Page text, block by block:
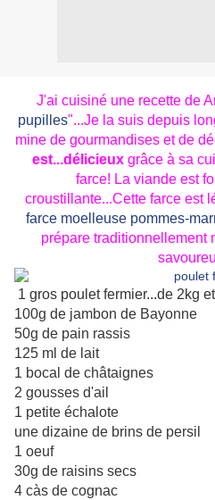
J'ai cuisiné une recette de
pupilles"...Je la suis depuis
mine de gourmandises et de
est...délicieuxgrâce à sa
farce! La viande est
croustillante...Cette farce est
farce moelleuse pommes-
prépare traditionnellement
1 gros poulet fermier...de 2kg
100g de jambon de Bayonne
50g de pain rassis
125 ml de lait
1 bocal de châtaignes
2 gousses d'ail
1 petite échalote
une dizaine de brins de persil
1 oeuf
30g de raisins secs
4 càs de cognac